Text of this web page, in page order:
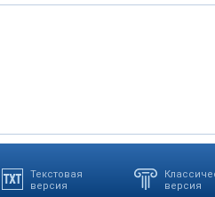
Текстовая
версия
версия